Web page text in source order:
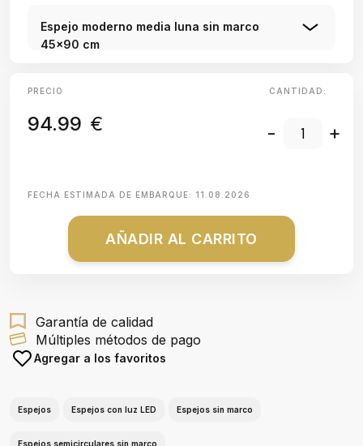
Espejo moderno media luna sin marco
45x90 cm
PRECIO
94.99 €
CANTIDAD:
- +
FECHA ESTIMADA DE EMBARQUE: 11.08.2026
AÑADIR AL CARRITO
Garantía de calidad
Múltiples métodos de pago
Agregar a los favoritos
Espejos Espejos con luz LED Espejos sin marco
Espejos semicirculares sin marco